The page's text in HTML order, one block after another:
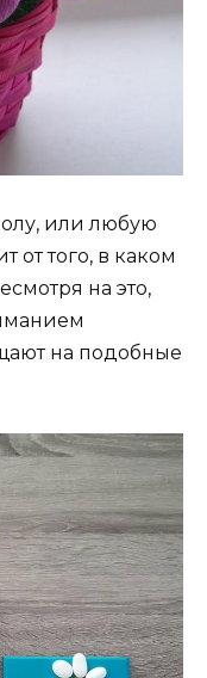
или любую
от того, в каком
на это,
на подобные